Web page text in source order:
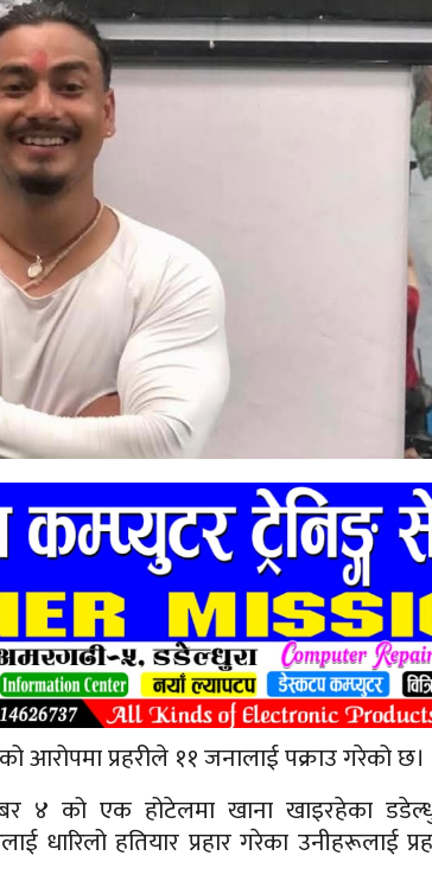
आरोपमा प्रहरीले ११ जनालाई पक्राउ गरेको छ।
४ को एक होटेलमा खाना खाइरहेका
धारिलो हतियार प्रहार गरेका उनीहरूलाई